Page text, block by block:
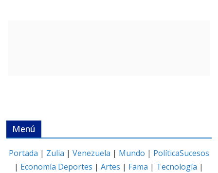
Menú
Portada | Zulia | Venezuela | Mundo | PolíticaSucesos
| Economía Deportes |Artes | Fama | Tecnología |